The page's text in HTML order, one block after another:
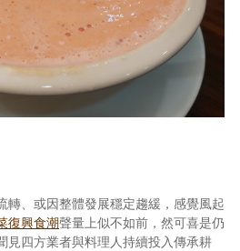
轉、或因整體發展穩定趨緩，感覺風起
復興食潮聲量上似不如前，然可喜是仍
見四方業者與料理人持續投入傳承耕